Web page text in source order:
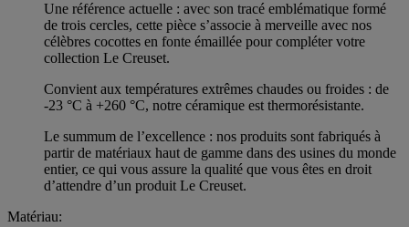
Une référence actuelle : avec son tracé emblématique formé
de trois cercles, cette pièce s’associe à merveille avec nos
célèbres cocottes en fonte émaillée pour compléter votre
collection Le Creuset.
Convient aux températures extrêmes chaudes ou froides : de
-23 °C à +260 °C, notre céramique est thermorésistante.
Le summum de l’excellence : nos produits sont fabriqués à
partir de matériaux haut de gamme dans des usines du monde
entier, ce qui vous assure la qualité que vous êtes en droit
d’attendre d’un produit Le Creuset.
Matériau: